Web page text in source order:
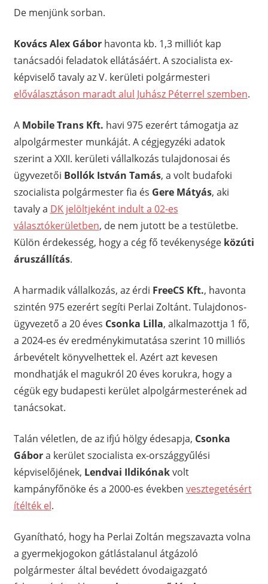
De menjünk sorban.
Kovács Alex Gáborhavonta kb. 1,3 milliót kap
tanácsadói feladatok ellátásáért. A szocialista ex-
képviselő tavaly az V. kerületi polgármesteri
előválasztáson maradt alul Juhász Péterrel szemben.
A Mobile Trans Kft. havi 975 ezerért támogatja az
alpolgármester munkáját. A cégjegyzéki adatok
szerint a XXII. kerületi vállalkozás tulajdonosai és
ügyvezetői Bollók István Tamás, a volt budafoki
szocialista polgármester fia és Gere Mátyás, aki
tavaly a DK jelöltjeként indult a 02-es
választókerületben, de nem jutott be a testületbe.
Külön érdekesség, hogy a cég fő tevékenysége közúti
áruszállítás.
A harmadik vállalkozás, az érdi FreeCS Kft., havonta
szintén 975 ezerért segíti Perlai Zoltánt. Tulajdonos-
ügyvezető a 20 éves Csonka Lilla, alkalmazottja 1 fő,
a 2024-es év eredménykimutatása szerint 10 milliós
árbevételt könyvelhettek el. Azért azt kevesen
mondhatják el magukról 20 éves korukra, hogy a
cégük egy budapesti kerület alpolgármesterének ad
tanácsokat.
Talán véletlen, de az ifjú hölgy édesapja, Csonka
Gábora kerület szocialista ex-országgyűlési
képviselőjének, Lendvai Ildikónakvolt
kampányfőnöke és a 2000-es években vesztegetésért
ítélték el.
Gyanítható, hogy ha Perlai Zoltán megszavazta volna
a gyermekjogokon gátlástalanul átgázoló
polgármester által bevédett óvodaigazgató